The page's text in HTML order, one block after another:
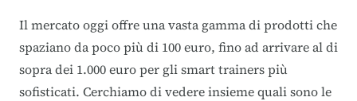
Il mercato oggi offre una vasta gamma di prodotti che
spaziano da poco più di 100 euro, fino ad arrivare al di
sopra dei 1.000 euro per gli smart trainers più
sofisticati. Cerchiamo di vedere insieme quali sono le